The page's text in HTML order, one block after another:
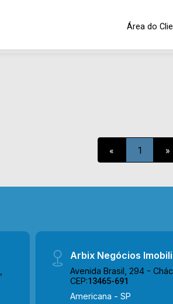
Área do
« 1 »
Arbix Negócios
Avenida Brasil, 294 -
CEP:13465-691
Americana - SP